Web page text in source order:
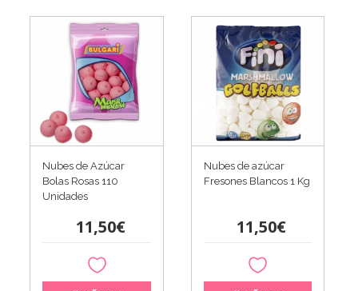
Nubes de Azúcar
Bolas Rosas 110
Unidades
11,50€
Nubes de azúcar
Fresones Blancos 1 Kg
11,50€